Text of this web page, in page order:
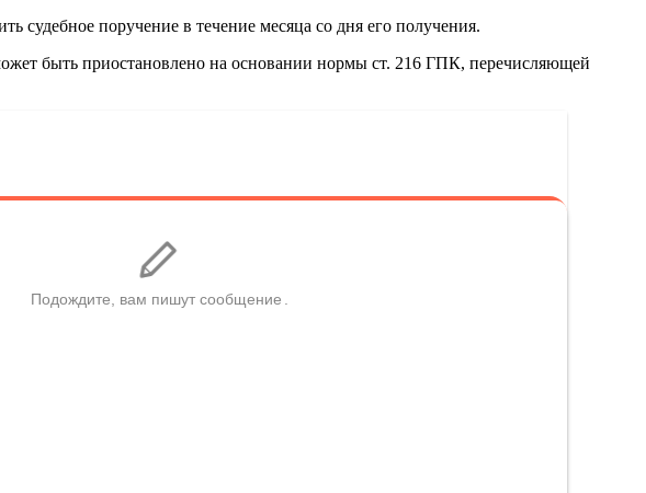
судебное поручение в течение месяца со дня его получения.
быть приостановлено на основании нормы ст. 216 ГПК, перечисляющей